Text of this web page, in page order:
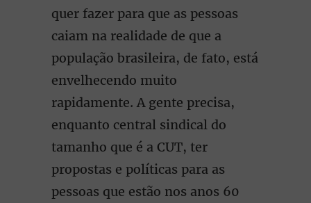
quer fazer para que as pessoas
caiam na realidade de que a
população brasileira, de fato, está
envelhecendo muito
rapidamente. A gente precisa,
enquanto central sindical do
tamanho que é a CUT, ter
propostas e políticas para as
pessoas que estão nos anos 60